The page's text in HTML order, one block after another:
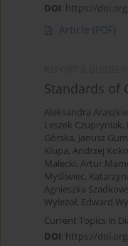
DOI: https://
Article (PDF)
Standards of
Aleksandra
Leszek Czupryniak,
Górska, Janusz
Klupa, Andrzej
Małecki, Artur
Myśliwiec,
Agnieszka
Wyleżoł, Edward
Current Topics in
DOI: https://